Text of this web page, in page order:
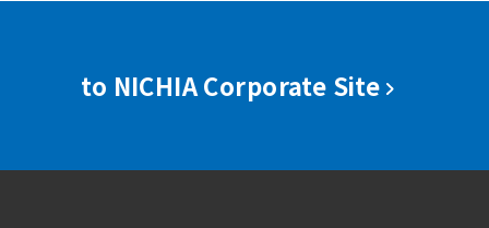
to NICHIA Corporate Site